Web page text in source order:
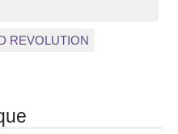
REVOLUTION